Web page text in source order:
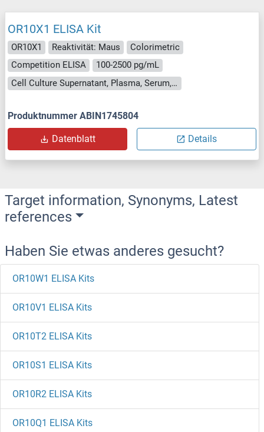
OR10X1 ELISA Kit
OR10X1 Reaktivität: Maus
Colorimetric
Competition ELISA
100-2500 pg/mL
Cell Culture Supernatant, Plasma, Serum, Tissue Homogenate
Produktnummer ABIN1745804
Datenblatt Details
Target information, Synonyms, Latest
references
Haben Sie etwas anderes gesucht?
OR10W1 ELISA Kits
OR10V1 ELISA Kits
OR10T2 ELISA Kits
OR10S1 ELISA Kits
OR10R2 ELISA Kits
OR10Q1 ELISA Kits